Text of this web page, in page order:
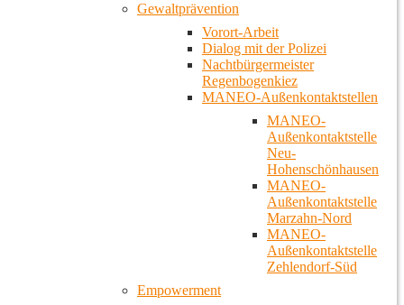
Gewaltprävention
Vorort-Arbeit
Dialog mit der Polizei
Nachtbürgermeister
Regenbogenkiez
MANEO-Außenkontaktstellen
MANEO-
Außenkontaktstelle
Neu-
Hohenschönhausen
MANEO-
Außenkontaktstelle
Marzahn-Nord
MANEO-
Außenkontaktstelle
Zehlendorf-Süd
Empowerment